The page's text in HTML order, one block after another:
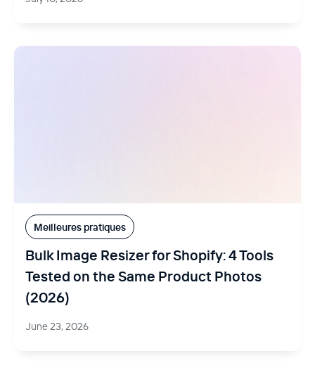
Meilleures pratiques
Bulk Image Resizer for Shopify: 4 Tools
Tested on the Same Product Photos
(2026)
June 23, 2026